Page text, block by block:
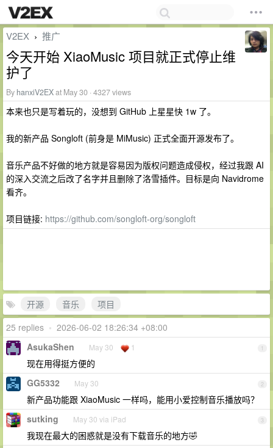
V2EX › 推广
今天开始 XiaoMusic 项目就正式停止维
护了
By hanxiV2EXat May 30 · 4327 views
本来也只是写着玩的，没想到 GitHub 上星星快 1w 了。
我的新产品 Songloft (前身是 MiMusic) 正式全面开源发布了。
音乐产品不好做的地方就是容易因为版权问题造成侵权，经过我跟 AI
的深入交流之后改了名字并且删除了洛雪插件。目标是向 Navidrome
看齐。
项目链接: https://github.com/songloft-org/songloft
开源 音乐
项目
25 replies • 2026-06-02 18:26:34 +08:00
1
AsukaShen May 30 1
现在用得挺方便的
2
GG5332 May 30
新产品功能跟 XiaoMusic 一样吗，能用小爱控制音乐播放吗？
3
sutking May 30 via iPad
我现在最大的困惑就是没有下载音乐的地方🤣